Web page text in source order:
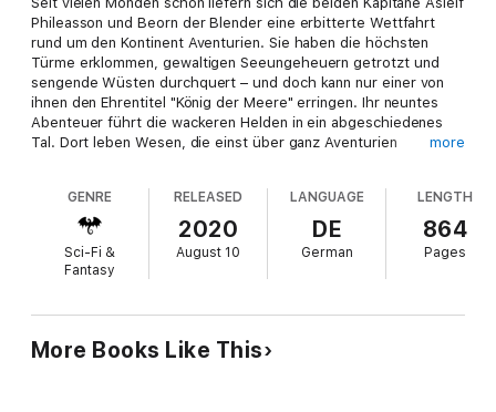
Phileasson und Beorn der Blender eine erbitterte Wettfahrt
rund um den Kontinent Aventurien. Sie haben die höchsten
Türme erklommen, gewaltigen Seeungeheuern getrotzt und
sengende Wüsten durchquert – und doch kann nur einer von
ihnen den Ehrentitel "König der Meere" erringen. Ihr neuntes
Abenteuer führt die wackeren Helden in ein abgeschiedenes
Tal. Dort leben Wesen, die einst über ganz Aventurien
Größe ...
more
GENRE
Sci-Fi &
Fantasy
RELEASED
2020
August 10
LANGUAGE
DE
German
LENGTH
864
Pages
More Books Like This